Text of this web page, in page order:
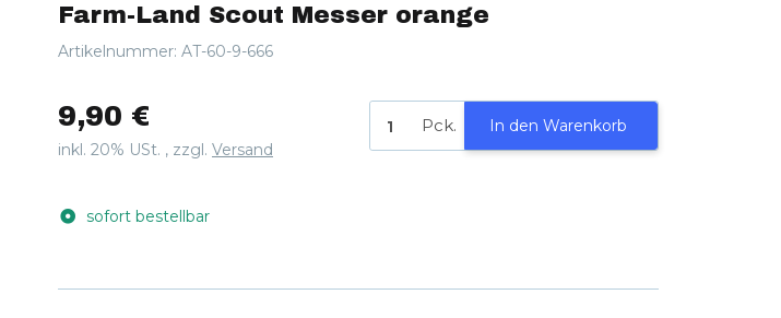
Farm-Land Scout Messer orange
Artikelnummer: AT-60-9-666
9,90 €
inkl. 20% USt. , zzgl. Versand
sofort bestellbar
Pck. In den Warenkorb